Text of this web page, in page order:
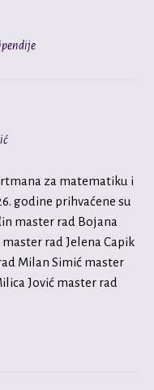
za matematiku i
godine prihvaćene su
master rad Bojana
rad Jelena Capik
Milan Simić master
Jović master rad